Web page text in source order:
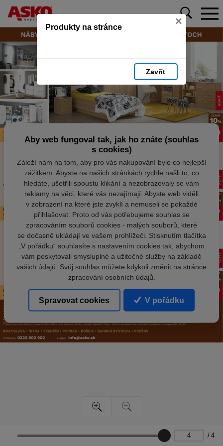
Produkty na stránce ×
Zavřít
/ 4
Aby web fungoval tak, jak ho znáte (souhlas
s cookies)
Záleží nám na tom, aby pro vás nakupování bylo co nejlepší
zážitkem. Abyste na našich stránkách rychle našli to, co
hledáte, ušetřili spoustu klikání a nezobrazovaly se vám
reklamy na věci, které vás nezajímají. Abyste web viděli
v zobrazení na které jste zvyklí a nemuseli se pokaždé
přihlašovat. Proto od vás potřebujeme souhlas se
zpracováním souborů cookies - malých souborů, které
se dočasně ukládají ve vašem prohlížeči. Stisknutím tlačítka
„V pořádku“ souhlasíte s nastavením cookies tak, abychom
vám poskytovali smysluplné a užitečné služby na základě
vašich údajů. Svůj souhlas můžete kdykoli změnit na stránce
zpracování osobních údajů.
Spravovat cookies V pořádku